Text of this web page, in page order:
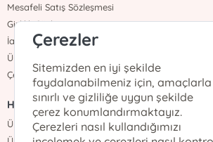
Mesafeli Satış Sözleşmesi
Gizlilik Sözleşmesi
İade ve Teslimat
Üyelik Sözleşmesi
Çerez Politikası
HIZLI ERİŞİM
Üye Ol
Çerezler
Sitemizden en iyi şekilde
faydalanabilmeniz için, amaçlarla
sınırlı ve gizliliğe uygun şekilde
çerez konumlandırmaktayız.
Çerezleri nasıl kullandığımızı